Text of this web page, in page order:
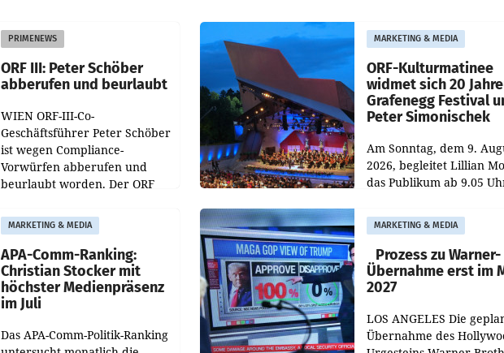
PRIMENEWS
ORF III: Peter Schöber
abberufen und beurlaubt
WIEN ORF-III-Co-
Geschäftsführer Peter Schöber
ist wegen Compliance-
Vorwürfen abberufen und
beurlaubt worden. Der ORF
entsprechende
Medienberichte.
MARKETING & MEDIA
ORF-Kulturmatinee
widmet sich 20
Grafenegg Festival
Peter Simonischek
Am Sonntag, dem 9.
2026, begleitet Lillian
das Publikum ab 9.05
„Kulturmatinee“. Die
startet mit der
„20 Jahre Grafenegg
MARKETING & MEDIA
APA-Comm-Ranking:
Christian Stocker mit
höchster Medienpräsenz
im Juli
Das APA-Comm-Politik-Ranking
MARKETING & MEDIA
Prozess zu Warner-
Übernahme erst im
2027
LOS ANGELES Die
Übernahme des